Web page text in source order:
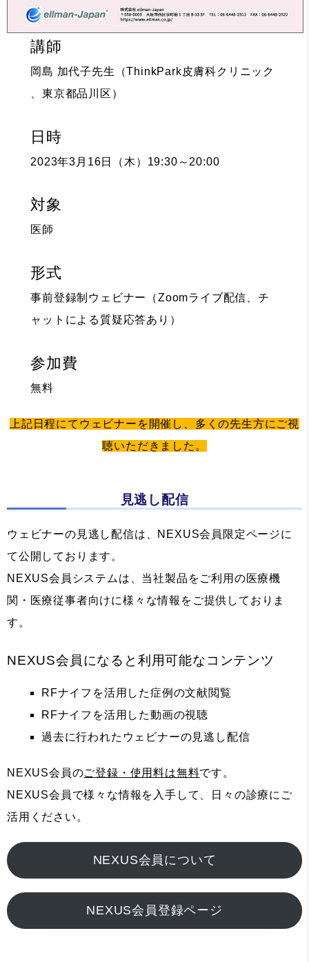
講師
岡島 加代子先生（ThinkPark皮膚科クリニック
、東京都品川区）
日時
2023年3月16日（木）19:30～20:00
対象
医師
形式
事前登録制ウェビナー（Zoomライブ配信、チ
ャットによる質疑応答あり）
参加費
無料
上記日程にてウェビナーを開催し、多くの先生方にご視
聴いただきました。
見逃し配信
ウェビナーの見逃し配信は、NEXUS会員限定ページに
て公開しております。
NEXUS会員システムは、当社製品をご利用の医療機
関・医療従事者向けに様々な情報をご提供しておりま
す。
NEXUS会員になると利用可能なコンテンツ
RFナイフを活用した症例の文献閲覧
RFナイフを活用した動画の視聴
過去に行われたウェビナーの見逃し配信
NEXUS会員のご登録・使用料は無料です。
NEXUS会員で様々な情報を入手して、日々の診療にご
活用ください。
NEXUS会員について
NEXUS会員登録ページ